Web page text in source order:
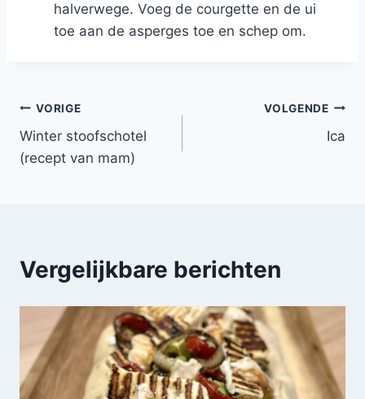
halverwege. Voeg de courgette en de ui
toe aan de asperges toe en schep om.
Bericht
navigatie
VORIGE
Winter stoofschotel
(recept van mam)
VOLGENDE
Ica
Vergelijkbare berichten